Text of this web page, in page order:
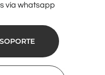
vía whatsapp